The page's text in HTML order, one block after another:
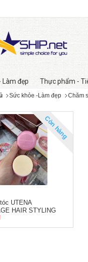
Làm đẹp Thực phẩm -
Sức khỏe -Làm đẹp Chăm
Còn hàng
UTENA
HAIR STYLING